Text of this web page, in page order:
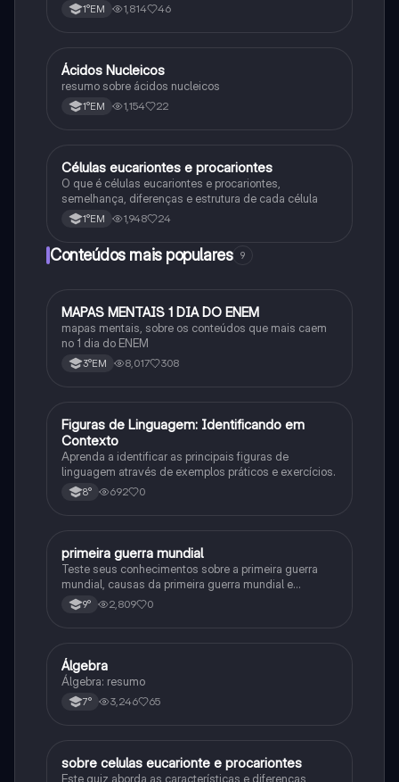
1°EM 1,814 46
Biologia
Ácidos Nucleicos
resumo sobre ácidos nucleicos
1°EM 1,154 22
Biologia
Células eucariontes e procariontes
O que é células eucariontes e procariontes,
semelhança, diferenças e estrutura de cada célula
1°EM 1,948 24
Conteúdos mais populares 9
Português
MAPAS MENTAIS 1 DIA DO ENEM
mapas mentais, sobre os conteúdos que mais caem
no 1 dia do ENEM
3°EM 8,017 308
FPortuguês
Figuras de Linguagem: Identificando em
Contexto
Aprenda a identificar as principais figuras de
linguagem através de exemplos práticos e exercícios.
8° 692 0
História
primeira guerra mundial
Teste seus conhecimentos sobre a primeira guerra
mundial, causas da primeira guerra mundial e
consequências da Primeira Guerra Mundial, fases da
primeira guerra mundial
9° 2,809 0
Matematica
Álgebra
Álgebra: resumo
7° 3,246 65
Biologia
sobre celulas eucarionte e procariontes
Este quiz aborda as características e diferenças